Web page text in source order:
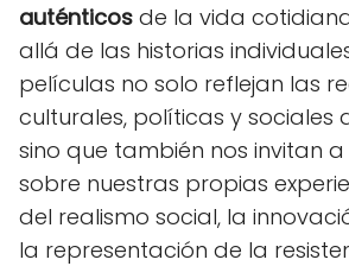
auténticos de la vida
allá de las historias
películas no solo reflejan las
culturales, políticas y sociales
sino que también nos invitan
sobre nuestras propias
del realismo social, la
la representación de la